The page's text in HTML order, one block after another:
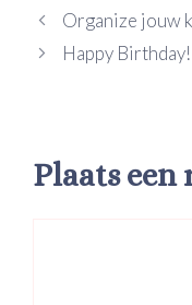
Organize jouw
Happy
Plaats een